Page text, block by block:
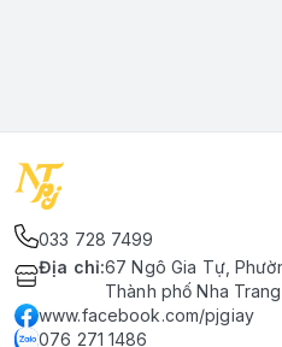
033 728 7499
Địa chỉ:67 Ngô Gia Tự,
Thành phố Nha Trang
www.facebook.com/pjgiay
076 271 1486